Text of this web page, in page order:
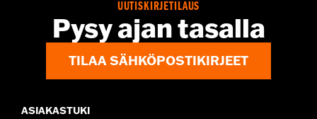
for full details
UUTISKIRJETILAUS
Pysy ajan tasalla
TILAA SÄHKÖPOSTIKIRJEET
ASIAKASTUKI